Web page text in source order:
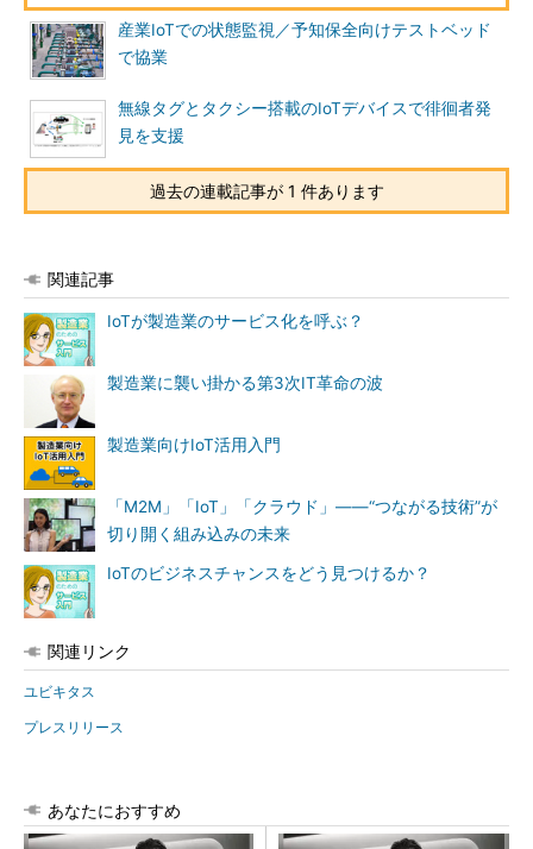
産業IoTでの状態監視／予知保全向けテストベッド
で協業
無線タグとタクシー搭載のIoTデバイスで徘徊者発
見を支援
過去の連載記事が 1 件あります
関連記事
IoTが製造業のサービス化を呼ぶ？
製造業に襲い掛かる第3次IT革命の波
製造業向けIoT活用入門
「M2M」「IoT」「クラウド」――“つながる技術”が
切り開く組み込みの未来
IoTのビジネスチャンスをどう見つけるか？
関連リンク
ユビキタス
プレスリリース
あなたにおすすめ